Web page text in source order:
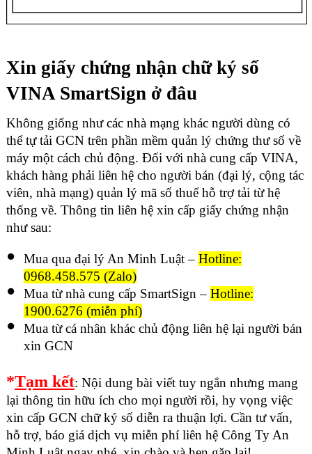
Xin giấy chứng nhận chữ ký số
VINA SmartSign ở đâu
Không giống như các nhà mạng khác người dùng có
thể tự tải GCN trên phần mềm quản lý chứng thư số về
máy một cách chủ động. Đối với nhà cung cấp VINA,
khách hàng phải liên hệ cho người bán (đại lý, cộng tác
viên, nhà mạng) quản lý mã số thuế hỗ trợ tải từ hệ
thống về. Thông tin liên hệ xin cấp giấy chứng nhận
như sau:
Mua qua đại lý An Minh Luật – Hotline:
0968.458.575 (Zalo)
Mua từ nhà cung cấp SmartSign – Hotline:
1900.6276 (miễn phí)
Mua từ cá nhân khác chủ động liên hệ lại người bán
xin GCN
*Tạm kết: Nội dung bài viết tuy ngắn nhưng mang
lại thông tin hữu ích cho mọi người rồi, hy vọng việc
xin cấp GCN chữ ký số diễn ra thuận lợi. Cần tư vấn,
hỗ trợ, báo giá dịch vụ miễn phí liên hệ Công Ty An